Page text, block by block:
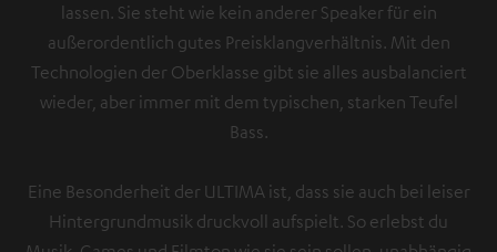
lassen. Sie steht wie kein anderer Speaker für ein
außerordentlich gutes Preisklangverhältnis. Mit den
Technologien der Oberklasse gibt sie alles ausbalanciert
wieder, aber immer mit dem typischen, starken Teufel
Bass.
Eine Besonderheit der ULTIMA ist, dass sie auch bei leiser
Hintergrundmusik druckvoll aufspielt. So erlebst du